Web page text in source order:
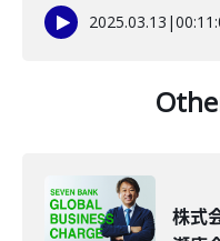
2025.03.13 |
株式